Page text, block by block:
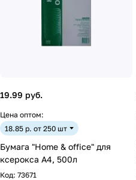
19.99 руб.
Цена оптом:
18.85 р. от 250 шт
Бумага "Home & office" для
ксерокса А4, 500л
Код: 73671